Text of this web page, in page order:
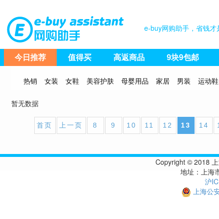
e-buy网购助手，省钱
今日推荐 值得买 高返商品 9块9包邮
热销 女装 女鞋 美容护肤 母婴用品 家居 男装 运动鞋
暂无数据
首页 上一页 8 9 10 11 12 13 14
Copyright © 2018
地址：上海
沪
上海公